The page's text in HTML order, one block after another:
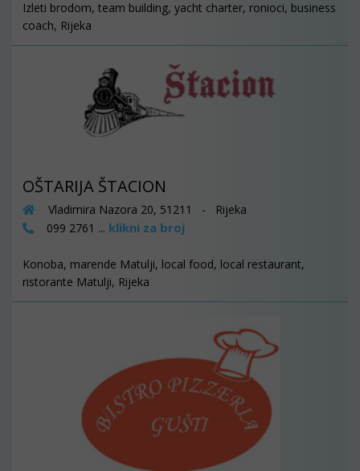
Izleti brodom, team building, yacht charter, ronioci, business
coach, Rijeka
OŠTARIJA ŠTACION
Vladimira Nazora 20, 51211 - Rijeka
099 2761 ... klikni za broj
Konoba, marende Matulji, local food, local restaurant,
ristorante Matulji, Rijeka